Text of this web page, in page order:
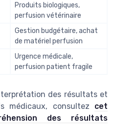
Produits biologiques,
perfusion vétérinaire
Gestion budgétaire, achat
de matériel perfusion
Urgence médicale,
perfusion patient fragile
des résultats et
médicaux, consultez cet
des résultats